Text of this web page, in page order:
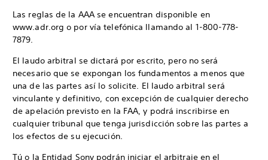
Las reglas de la AAA se encuentran disponible en
www.adr.org o por vía telefónica llamando al 1-800-778-
7879.
El laudo arbitral se dictará por escrito, pero no será
necesario que se expongan los fundamentos a menos que
una de las partes así lo solicite. El laudo arbitral será
vinculante y definitivo, con excepción de cualquier derecho
de apelación previsto en la FAA, y podrá inscribirse en
cualquier tribunal que tenga jurisdicción sobre las partes a
los efectos de su ejecución.
Tú o la Entidad Sony podrán iniciar el arbitraje en el